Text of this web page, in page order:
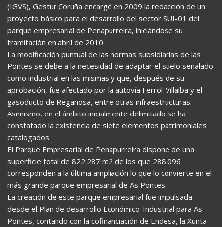
(IGVS), Gestur Coruña encargó en 2009 la redacción de un
proyecto básico para el desarrollo del sector SUI-01 del
parque empresarial de Penapurreira, iniciándose su
tramitación en abril de 2010.
La modificación puntual de las normas subsidiarias de las
Pontes se debe a la necesidad de adaptar el suelo señalado
como industrial en las mismas y que, después de su
aprobación, fue afectado por la autovía Ferrol-Villalba y el
gasoducto de Reganosa, entre otras infraestructuras.
Asimismo, en el ámbito inicialmente delimitado se ha
constatado la existencia de siete elementos patrimoniales
catalogados.
El Parque Empresarial de Penapurreira dispone de una
superficie total de 822.287 m2 de los que 288.096
corresponden a la última ampliación lo que lo convierte en el
más grande parque empresarial de As Pontes.
La creación de este parque empresarial fue impulsada
desde el Plan de desarrollo Económico-Industrial para As
Pontes, contando con la cofinanciación de Endesa, la Xunta